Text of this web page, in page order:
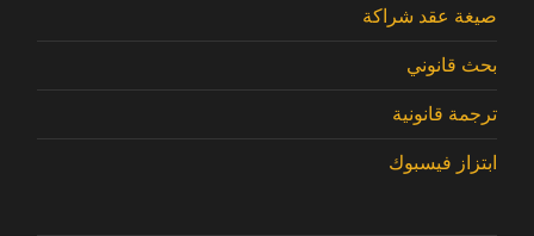
صيغة عقد شراكة
بحث قانوني
ترجمة قانونية
ابتزاز فيسبوك